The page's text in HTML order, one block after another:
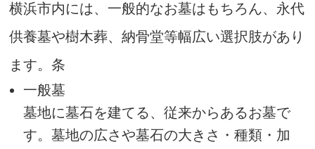
横浜市内には、一般的なお墓はもちろん、永代
供養墓や樹木葬、納骨堂等幅広い選択肢があり
ます。条
一般墓
墓地に墓石を建てる、従来からあるお墓で
す。墓地の広さや墓石の大きさ・種類・加